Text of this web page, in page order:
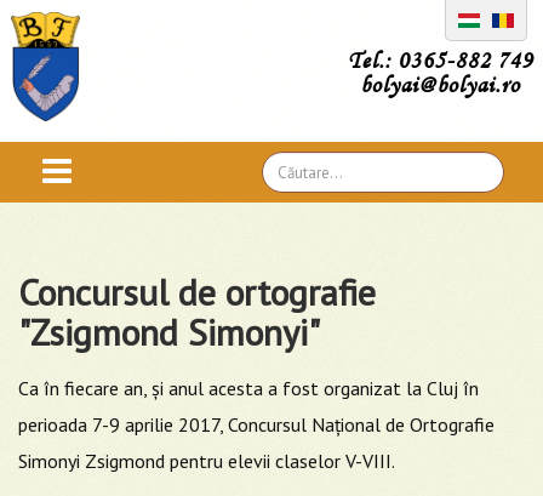
Tel.: 0365-882 749
bolyai@bolyai.ro
Căutare
...
Concursul de ortografie
"Zsigmond Simonyi"
Ca în fiecare an, şi anul acesta a fost organizat la Cluj în
perioada 7-9 aprilie 2017, Concursul Naţional de Ortografie
Simonyi Zsigmond pentru elevii claselor V-VIII.